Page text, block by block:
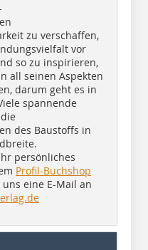
zu verschaffen,
vor
so zu inspirieren,
all seinen Aspekten
darum geht es in
spannende
des Baustoffs in
persönliches
Profil-Buchshop
eine E-Mail an